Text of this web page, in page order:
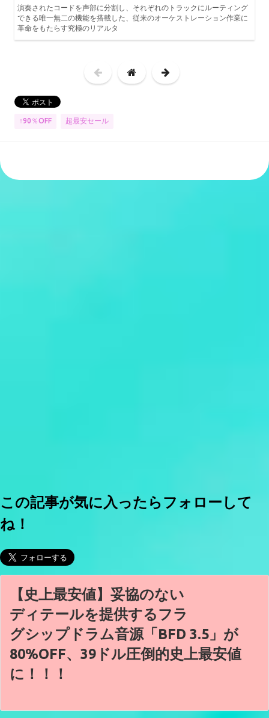
演奏されたコードを声部に分割し、それぞれのトラックにルーティング
できる唯一無二の機能を搭載した、従来のオーケストレーション作業に
革命をもたらす究極のリアルタ
↑90％OFF 超最安セール
この記事が気に入ったらフォローして
ね！
【史上最安値】妥協のない
ディテールを提供するフラ
グシップドラム音源「BFD 3.5」が
80%OFF、39ドル圧倒的史上最安値
に！！！